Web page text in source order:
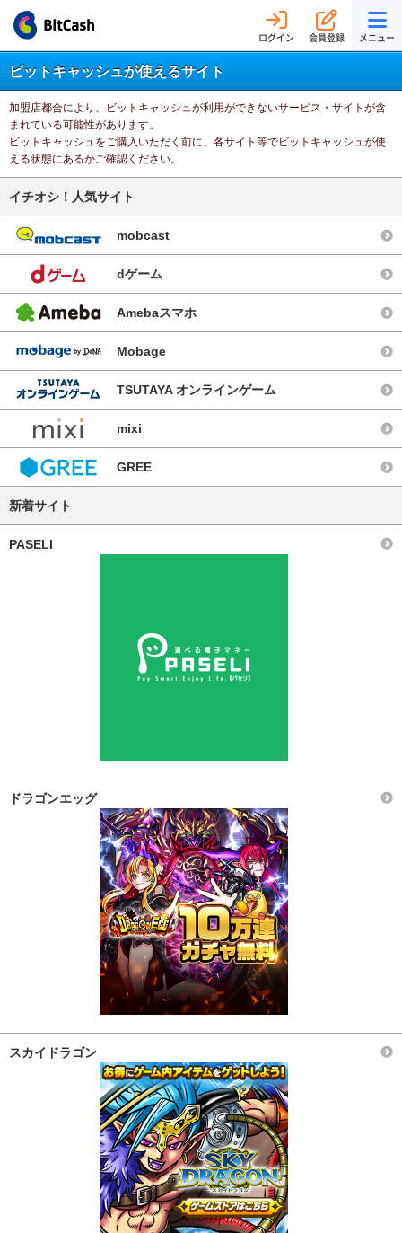
ログイン 会員登録 メニュー
ビットキャッシュが使えるサイト
加盟店都合により、ビットキャッシュが利用ができないサービス・サイトが含
まれている可能性があります。
ビットキャッシュをご購入いただく前に、各サイト等でビットキャッシュが使
える状態にあるかご確認ください。
イチオシ！人気サイト
mobcast
dゲーム
Amebaスマホ
Mobage
TSUTAYA オンラインゲーム
mixi
GREE
新着サイト
PASELI
ドラゴンエッグ
スカイドラゴン